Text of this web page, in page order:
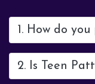
1. How do
2. Is Teen